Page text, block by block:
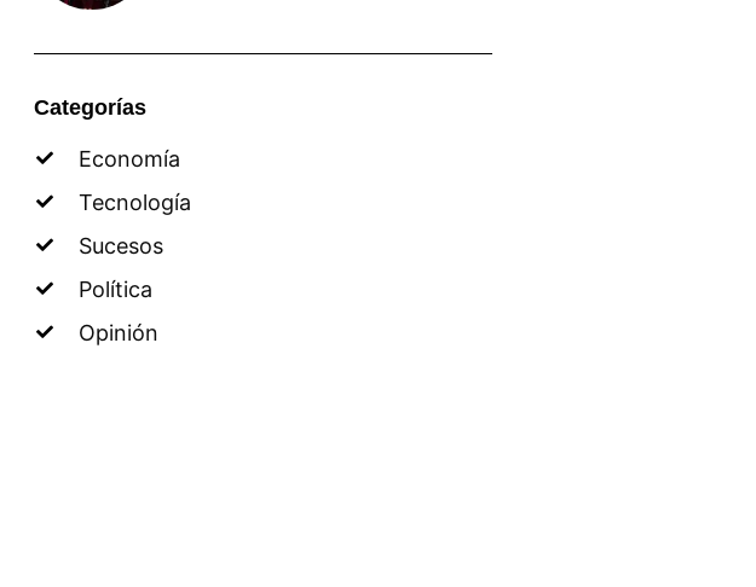
Categorías
Economía
Tecnología
Sucesos
Política
Opinión